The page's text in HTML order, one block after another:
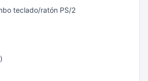
teclado/ratón PS/2